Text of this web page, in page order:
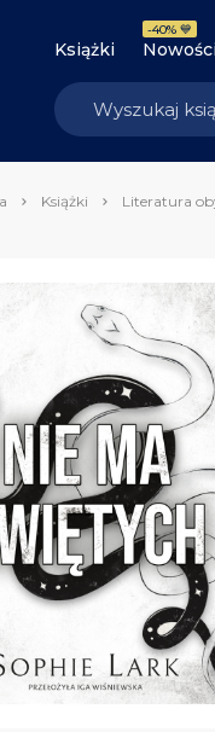
Książki
-40% 💙
Książki Literatura